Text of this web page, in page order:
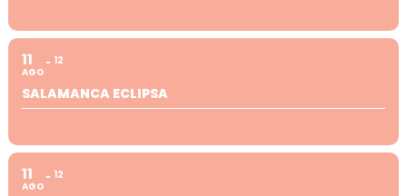
11
AGO
12
SALAMANCA ECLIPSA
11
AGO
12